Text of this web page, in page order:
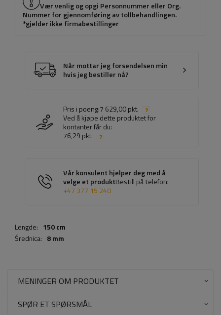
Vær venlig og opgi Personnummer eller Org.
Nummer for gjennomføring av tollbehandlingen.
*gjelder ikke firmabestillinger
Når mottar jeg forsendelsen min
hvis jeg bestiller nå?
Pris i poeng:7 629,00 pkt.
Ved å kjøpe dette produktet for
kontanter får du:
76,29 pkt.
Vår konsulent hjelper deg med å
velge et produktBestill på telefon:
+47 377 15 240
Lengde: 150 cm
Średnica: 8 mm
MENINGER OM PRODUKTET
SPØR ET SPØRSMÅL